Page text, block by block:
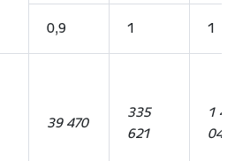
0,9 1 1
39 470
335
621
1
045